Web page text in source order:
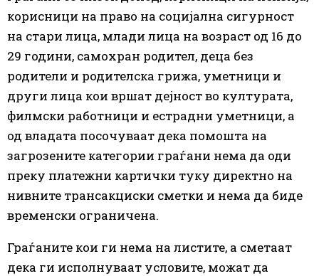
корисници на право на социјална сигурност
на стари лица, млади лица на возраст од 16 до
29 години, самохран родител, деца без
родители и родителска грижа, уметници и
други лица кои вршат дејност во културата,
филмски работници и естрадни уметници, а
од владата посочуваат дека помошта на
загрозените категории граѓани нема да оди
преку платежни картички туку директно на
нивните трансакциски сметки и нема да биде
временски ограничена.
Граѓаните кои ги нема на листите, а сметаат
дека ги исполнуваат условите, можат да